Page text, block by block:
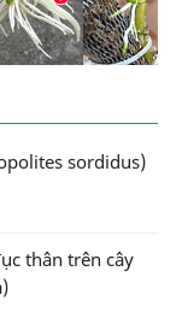
sordidus)
thân trên cây